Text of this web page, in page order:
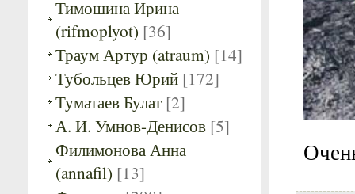
Тимошина Ирина
(rifmoplyot) [36]
Траум Артур (atraum) [14]
Тубольцев Юрий [172]
Туматаев Булат [2]
А. И. Умнов-Денисов [5]
Филимонова Анна
(annafil) [13]